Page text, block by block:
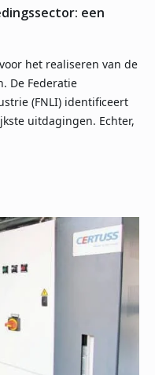
een
het realiseren van de
De Federatie
(FNLI) identificeert
uitdagingen. Echter,